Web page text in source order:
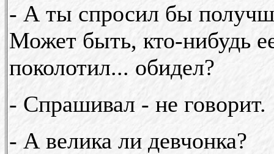
- А ты спросил бы
Может быть, кто-нибудь
поколотил... обидел?
- Спрашивал - не говорит.
- А велика ли девчонка?